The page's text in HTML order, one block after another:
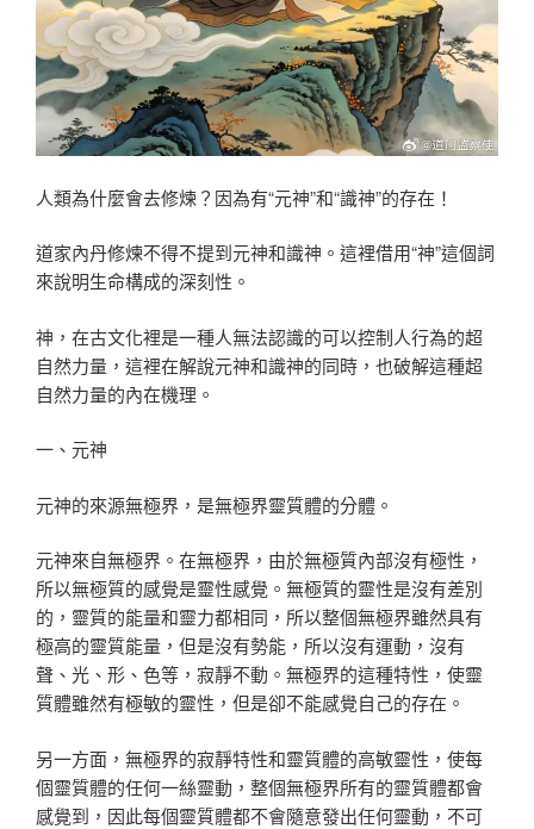
人類為什麼會去修煉？因為有“元神”和“識神”的存在！
道家內丹修煉不得不提到元神和識神。這裡借用“神”這個詞
來說明生命構成的深刻性。
神，在古文化裡是一種人無法認識的可以控制人行為的超
自然力量，這裡在解說元神和識神的同時，也破解這種超
自然力量的內在機理。
一、元神
元神的來源無極界，是無極界靈質體的分體。
元神來自無極界。在無極界，由於無極質內部沒有極性，
所以無極質的感覺是靈性感覺。無極質的靈性是沒有差別
的，靈質的能量和靈力都相同，所以整個無極界雖然具有
極高的靈質能量，但是沒有勢能，所以沒有運動，沒有
聲、光、形、色等，寂靜不動。無極界的這種特性，使靈
質體雖然有極敏的靈性，但是卻不能感覺自己的存在。
另一方面，無極界的寂靜特性和靈質體的高敏靈性，使每
個靈質體的任何一絲靈動，整個無極界所有的靈質體都會
感覺到，因此每個靈質體都不會隨意發出任何靈動，不可